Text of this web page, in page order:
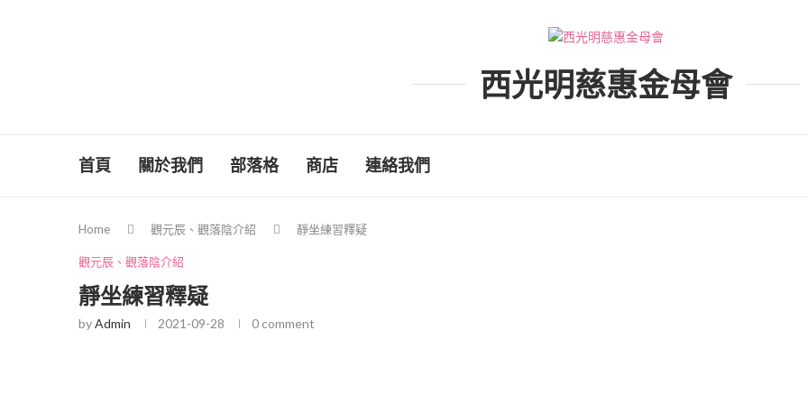
西光明慈惠金母會
首頁 關於我們 部落格 商店 連絡我們
Home 觀元辰、觀落陰介紹 靜坐練習釋疑
觀元辰、觀落陰介紹
靜坐練習釋疑
byAdmin 2021-09-28 0 comment